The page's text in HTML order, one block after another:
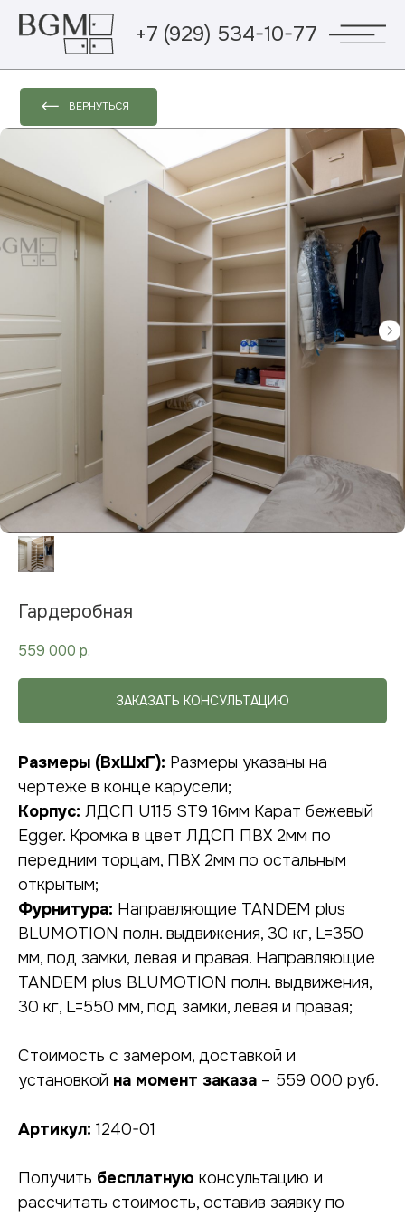
+7 (929) 534-10-77
Гардеробная
559 000 р.
ЗАКАЗАТЬ КОНСУЛЬТАЦИЮ
Размеры (ВхШхГ): Размеры указаны на
чертеже в конце карусели;
Корпус: ЛДСП U115 ST9 16мм Карат бежевый
Egger. Кромка в цвет ЛДСП ПВХ 2мм по
передним торцам, ПВХ 2мм по остальным
открытым;
Фурнитура: Направляющие TANDEM plus
BLUMOTION полн. выдвижения, 30 кг, L=350
мм, под замки, левая и правая. Направляющие
TANDEM plus BLUMOTION полн. выдвижения,
30 кг, L=550 мм, под замки, левая и правая;
Стоимость с замером, доставкой и
установкой на момент заказа – 559 000 руб.
Артикул: 1240-01
Получить бесплатную консультацию и
рассчитать стоимость, оставив заявку по
НУЖНА КОНСУЛЬТАЦИЯ?